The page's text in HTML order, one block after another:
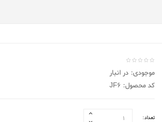
موجودی: در انبار
کد محصول: JF6
تعداد: